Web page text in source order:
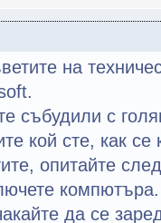
на
събудили с
кой сте, как се
опитайте
компютъра.
да се